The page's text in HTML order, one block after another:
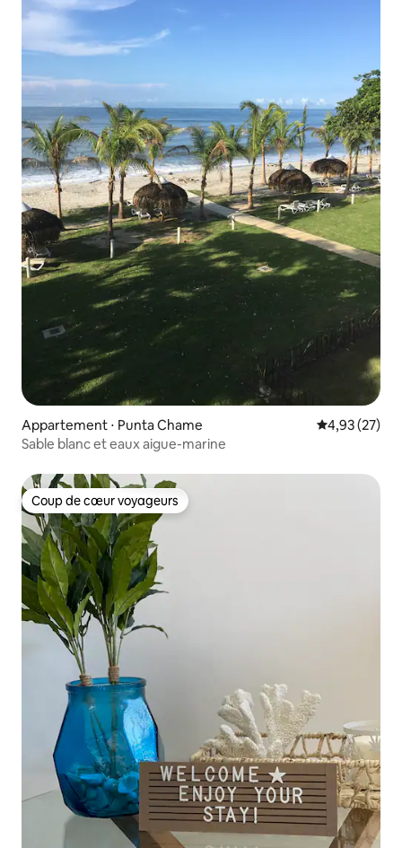
Appartement ⋅ Punta Chame Évaluation
4,93 (27)
Sable blanc et eaux aigue-marine
Coup de cœur voyageurs
Coup de cœur voyageurs